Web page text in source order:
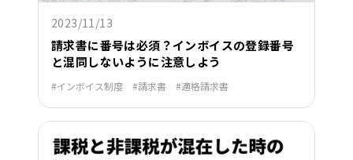
2023/11/13
請求書に番号は必須？インボイスの登録番号
と混同しないように注意しよう
インボイス制度 請求書 適格請求書